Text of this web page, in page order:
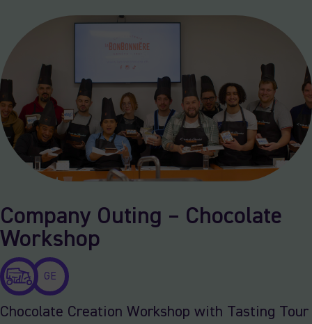
Company Outing – Chocolate
Workshop
GE
Chocolate Creation Workshop with Tasting Tour